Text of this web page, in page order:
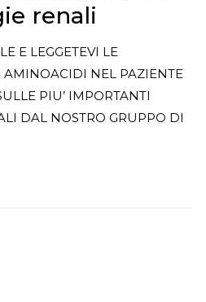
renali
E LEGGETEVI LE
NEL PAZIENTE
PIU’ IMPORTANTI
DAL NOSTRO GRUPPO DI